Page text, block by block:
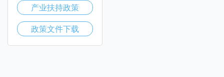
产业扶持政策
政策文件下载